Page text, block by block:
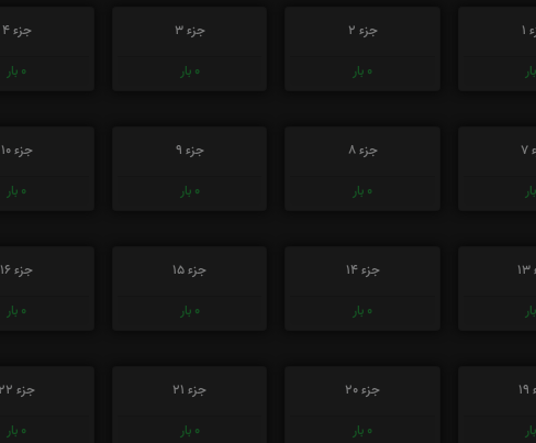
بار
جزء 2
0 بار
جزء 3
0 بار
جزء 4
0 بار
بار
جزء 8
0 بار
جزء 9
0 بار
جزء 10
0 بار
بار
جزء 14
0 بار
جزء 15
0 بار
جزء 16
0 بار
بار
جزء 20
0 بار
جزء 21
0 بار
جزء 22
0 بار